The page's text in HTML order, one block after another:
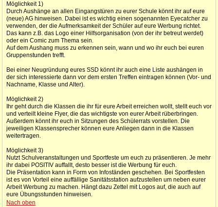
Möglichkeit 1)
Durch Aushänge an allen Eingangstüren zu eurer Schule könnt ihr auf eure
(neue) AG hinweisen. Dabei ist es wichtig einen sogenannten Eyecatcher zu
verwenden, der die Aufmerksamkeit der Schüler auf eure Werbung richtet.
Das kann z.B. das Logo einer Hilfsorganisation (von der ihr betreut werdet)
oder ein Comic zum Thema sein.
Auf dem Aushang muss zu erkennen sein, wann und wo ihr euch bei euren
Gruppenstunden trefft.
Bei einer Neugründung eures SSD könnt ihr auch eine Liste aushängen in
der sich interessierte dann vor dem ersten Treffen eintragen können (Vor- und
Nachname, Klasse und Alter).
Möglichkeit 2)
Ihr geht durch die Klassen die ihr für eure Arbeit erreichen wollt, stellt euch vor
und verteilt kleine Flyer, die das wichtigste von eurer Arbeit rüberbringen.
Außerdem könnt ihr euch in Sitzungen des Schülerrats vorstellen. Die
jeweiligen Klassensprecher können eure Anliegen dann in die Klassen
weitertragen.
Möglichkeit 3)
Nutzt Schulveranstaltungen und Sportfeste um euch zu präsentieren. Je mehr
ihr dabei POSITIV auffallt, desto besser ist die Werbung für euch.
Die Präsentation kann in Form von Infoständen geschehen. Bei Sportfesten
ist es von Vorteil eine auffällige Sanitätsstation aufzustellen um neben eurer
Arbeit Werbung zu machen. Hängt dazu Zettel mit Logos auf, die auch auf
eure Übungsstunden hinweisen.
Nach oben